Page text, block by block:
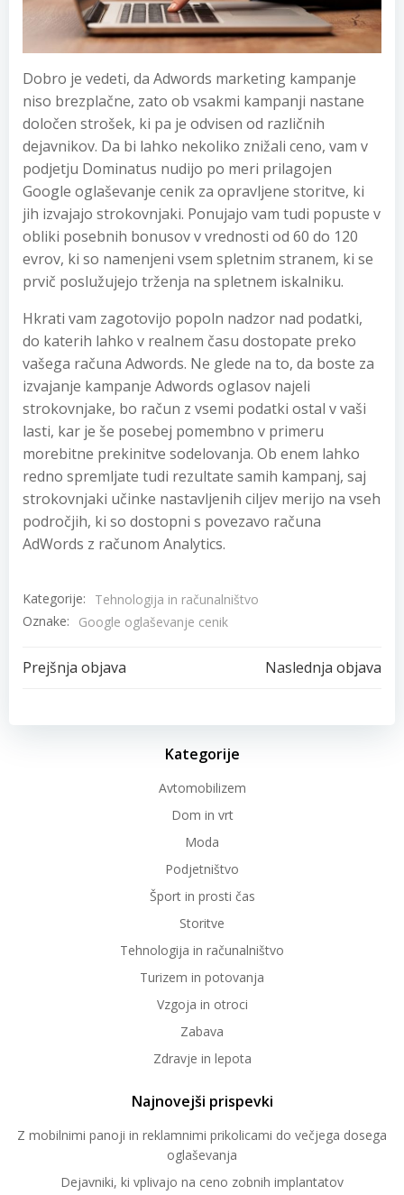
Dobro je vedeti, da Adwords marketing kampanje
niso brezplačne, zato ob vsakmi kampanji nastane
določen strošek, ki pa je odvisen od različnih
dejavnikov. Da bi lahko nekoliko znižali ceno, vam v
podjetju Dominatus nudijo po meri prilagojen
Google oglaševanje cenik za opravljene storitve, ki
jih izvajajo strokovnjaki. Ponujajo vam tudi popuste v
obliki posebnih bonusov v vrednosti od 60 do 120
evrov, ki so namenjeni vsem spletnim stranem, ki se
prvič poslužujejo trženja na spletnem iskalniku.
Hkrati vam zagotovijo popoln nadzor nad podatki,
do katerih lahko v realnem času dostopate preko
vašega računa Adwords. Ne glede na to, da boste za
izvajanje kampanje Adwords oglasov najeli
strokovnjake, bo račun z vsemi podatki ostal v vaši
lasti, kar je še posebej pomembno v primeru
morebitne prekinitve sodelovanja. Ob enem lahko
redno spremljate tudi rezultate samih kampanj, saj
strokovnjaki učinke nastavljenih ciljev merijo na vseh
področjih, ki so dostopni s povezavo računa
AdWords z računom Analytics.
Kategorije:
Tehnologija in računalništvo
Oznake:
Google oglaševanje cenik
Post
navigation
Prejšnja objava
Post
navigation
Naslednja objava
Kategorije
Avtomobilizem
Dom in vrt
Moda
Podjetništvo
Šport in prosti čas
Storitve
Tehnologija in računalništvo
Turizem in potovanja
Vzgoja in otroci
Zabava
Zdravje in lepota
Najnovejši prispevki
Z mobilnimi panoji in reklamnimi prikolicami do večjega dosega
oglaševanja
Dejavniki, ki vplivajo na ceno zobnih implantatov